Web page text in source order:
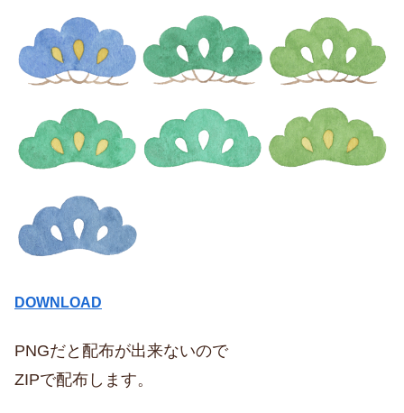
DOWNLOAD
PNGだと配布が出来ないので
ZIPで配布します。